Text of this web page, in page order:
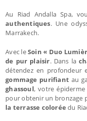
Au Riad Andalla Spa,
authentiques. Une
Marrakech.
Avec leSoin « Duo
de pur plaisir. Dans la
détendez en profondeur
gommage purifiantau
ghassoul, votre
pour obtenir un bronzage
la terrasse colorée du